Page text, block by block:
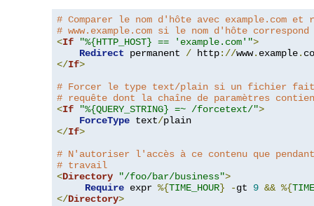
# Comparer le nom d'hôte avec example.com
# www.example.com si le nom d'hôte correspond
<If "%{HTTP_HOST} == 'example.com'">
Redirect permanent / http://www. example.
</If>
# Forcer le type text/plain si un fichier
# requête dont la chaîne de paramètres
<If "%{QUERY_STRING} =~ /forcetext/">
ForceType text/
</If>
# N'autoriser l'accès à ce contenu que
# travail
<Directory "/foo/bar/business">
Require expr %{TIME_HOUR} -gt 9 && %{
</Directory>